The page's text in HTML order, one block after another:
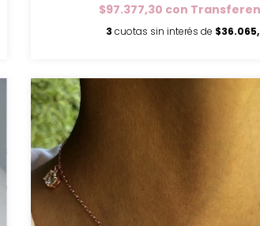
$97.377,30 con
3 cuotas sin interés de